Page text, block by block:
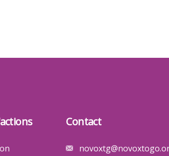
Contact